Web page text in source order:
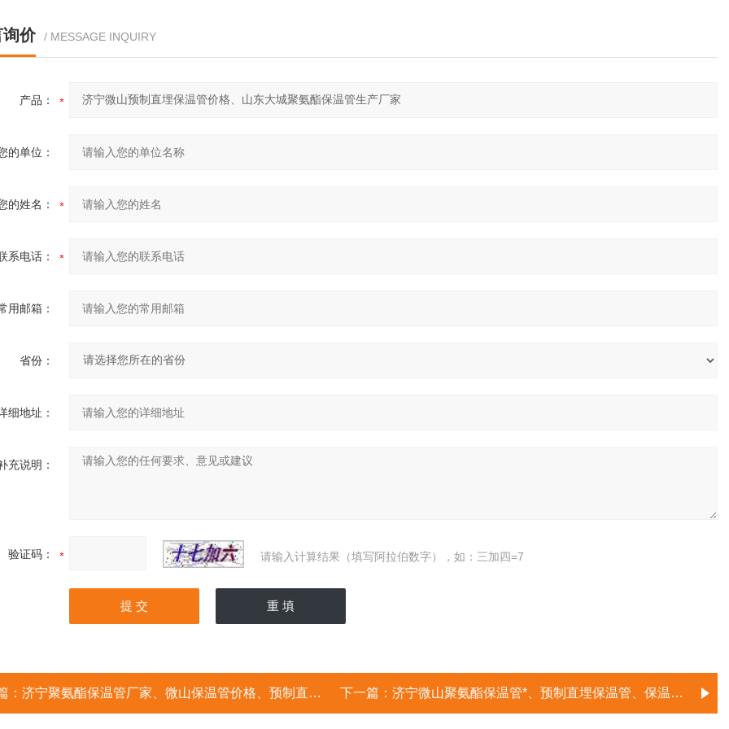
价 / MESSAGE INQUIRY
产品：
的单位：
的姓名：
系电话：
用邮箱：
省份：
细地址：
充说明：
验证码： 请输入计算结果（填写阿拉伯数字），如：三加四=7
： 济宁聚氨酯保温管厂家、微山保温管价格、预制直埋保温管 下一篇： 济宁微山聚氨酯保温管*、预制直埋保温管、保温管厂家